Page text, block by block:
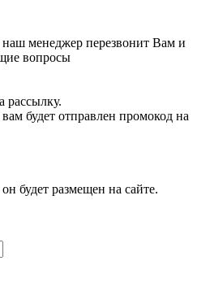
менеджер перезвонит Вам и
вопросы
будет отправлен промокод на
будет размещен на сайте.